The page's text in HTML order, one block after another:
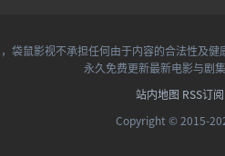
袋鼠影视不承担任何由于内容的合法性及
永久免费更新最新电影与剧
站内地图 RSS订阅
Copyright © 2015-